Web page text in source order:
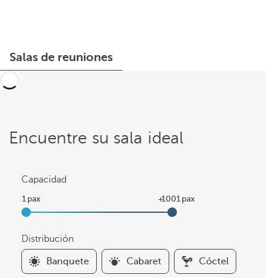
Salas de reuniones
Encuentre su sala ideal
Capacidad
Distribución
F
i
Banquete Cabaret Cóctel